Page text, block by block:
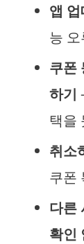
앱
능
쿠폰
하기
택을
취소
쿠폰
다른
확인